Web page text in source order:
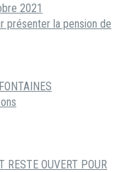
2021
présenter la pension de
RESTE OUVERT POUR